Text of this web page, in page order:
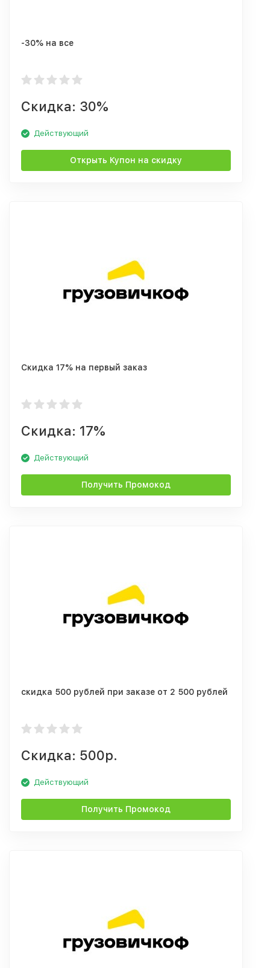
-30% на все
Скидка: 30%
Действующий
Открыть Купон на скидку
Скидка 17% на первый заказ
Скидка: 17%
Действующий
Получить Промокод
скидка 500 рублей при заказе от 2 500 рублей
Скидка: 500р.
Действующий
Получить Промокод